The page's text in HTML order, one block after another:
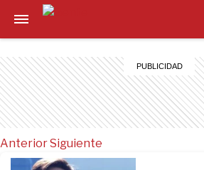
AnteriorSiguiente